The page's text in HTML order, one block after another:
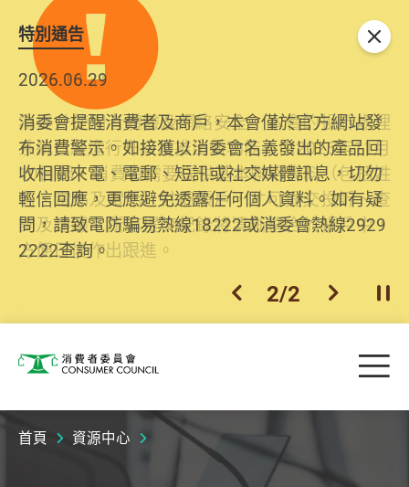
特別通告
2026.06.29
消委會提醒消費者及商戶，本會僅於官方網站發
布消費警示。如接獲以消委會名義發出的產品回
收相關來電、電郵、短訊或社交媒體訊息，切勿
輕信回應，更應避免透露任何個人資料。如有疑
問，請致電防騙易熱線18222或消委會熱線2929
2222查詢。
2025.10.31
為提升使用者體驗及網絡安全，本會的投訴處理
系統已經進行升級及推出新功能。由2025年11月
10日起，消費者需要提供基本聯絡資料（包括姓
名、電郵及電話）註冊帳戶，才可提交投訴、查
詢及建議。所有提交紀錄將清晰整合於帳戶中，
方便日後作出跟進。
上一個
2/2 下一個開
關閉
消費者委員會 目
首頁 資源中心